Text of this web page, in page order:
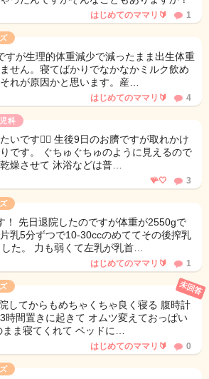
はじめてのママリ🔰 1
すが生理的体重減少で減ったまま出生体重
せん。寝てばかりでなかなかミルク飲め
れが原因かと思います。産…
はじめてのママリ🔰 4
科
いです🙇‍♀️ 生後9日のお臍ですが取れかけ
です。 ぐちゅぐちゅのように見えるので
燥させて 沐浴などは普…
🪸🤍 3
！ 先日退院したのですが体重が2550gで
乳5分ずつで10-30ccのめててその後搾乳
た。 力も弱くて左乳が乳首…
はじめてのママリ🔰 1
してからもめちゃくちゃ良く寝る 腹時計
時間置きに起きて オムツ変えておっぱい
ま寝てくれて ベッドに…
未回答
はじめてのママリ🔰 0